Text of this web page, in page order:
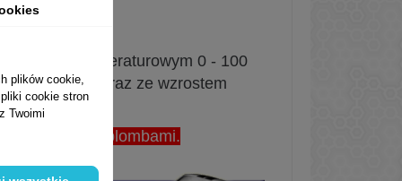
zakresie temperaturowym 0 - 100
malało wraz zewzrostem
producenta z plombami.
plików cookie,
cookie stron
Twoimi